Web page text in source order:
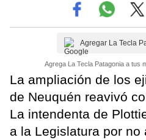
Agregar La Tecla
Agrega La Tecla Patagonia a tus
La ampliación de los
de Neuquén reavivó
La intendenta de
a la Legislatura por no